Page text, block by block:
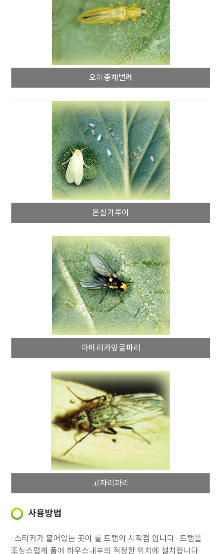
오이총채벌레
온실가루이
아메리카잎굴파리
고자리파리
사용방법
· 스티커가 붙어있는 곳이 롤 트랩의 시작점 입니다 · 트랩을
조심스럽게 풀어 하우스내부의 적정한 위치에 설치합니다 ·